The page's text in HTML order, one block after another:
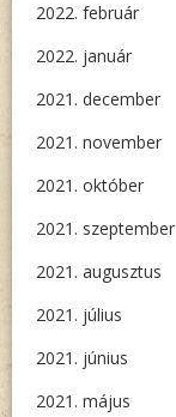
2022. február
2022. január
2021. december
2021. november
2021. október
2021. szeptember
2021. augusztus
2021. július
2021. június
2021. május